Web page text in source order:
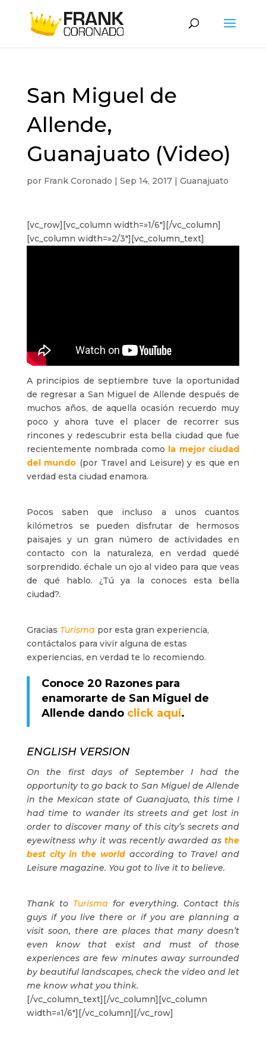
San Miguel de
Allende,
Guanajuato (Video)
por Frank Coronado | Sep 14, 2017| Guanajuato
[vc_row][vc_column width=»1/6″][/vc_column]
[vc_column width=»2/3″][vc_column_text]
A principios de septiembre tuve la oportunidad
de regresar a San Miguel de Allende después de
muchos años, de aquella ocasión recuerdo muy
poco y ahora tuve el placer de recorrer sus
rincones y redescubrir esta bella ciudad que fue
recientemente nombrada como la mejor ciudad
del mundo (por Travel and Leisure) y es que en
verdad esta ciudad enamora.
Pocos saben que incluso a unos cuantos
kilómetros se pueden disfrutar de hermosos
paisajes y un gran número de actividades en
contacto con la naturaleza, en verdad quedé
sorprendido. échale un ojo al video para que veas
de qué hablo. ¿Tú ya la conoces esta bella
ciudad?.
Gracias Turisma por esta gran experiencia,
contáctalos para vivir alguna de estas
experiencias, en verdad te lo recomiendo.
Conoce 20 Razones para
enamorarte de San Miguel de
Allende dando click aquí.
ENGLISH VERSION
On the first days of September I had the
opportunity to go back to San Miguel de Allende
in the Mexican state of Guanajuato, this time I
had time to wander its streets and get lost in
order to discover many of this city’s secrets and
eyewitness why it was recently awarded asthe
best city in the world according to Travel and
Leisure magazine. You got to live it to believe.
Thank to Turisma for everything. Contact this
guys if you live there or if you are planning a
visit soon, there are places that many doesn’t
even know that exist and must of those
experiences are few minutes away surrounded
by beautiful landscapes, check the video and let
me know what you think.
[/vc_column_text][/vc_column][vc_column
width=»1/6″][/vc_column][/vc_row]